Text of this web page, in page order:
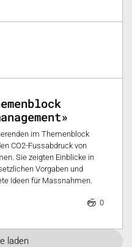
im Themenblock
CO2-Fussabdruck von
Sie zeigten Einblicke in
Vorgaben und
Ideen für Massnahmen.
0
laden